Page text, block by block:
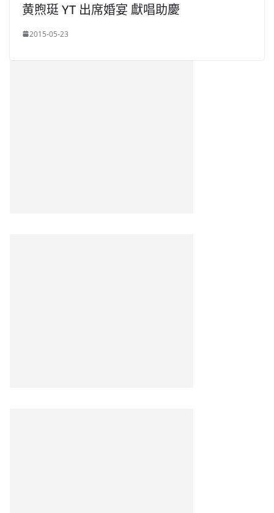
黄煦珽 YT 出席婚宴 獻唱助慶
2015-05-23